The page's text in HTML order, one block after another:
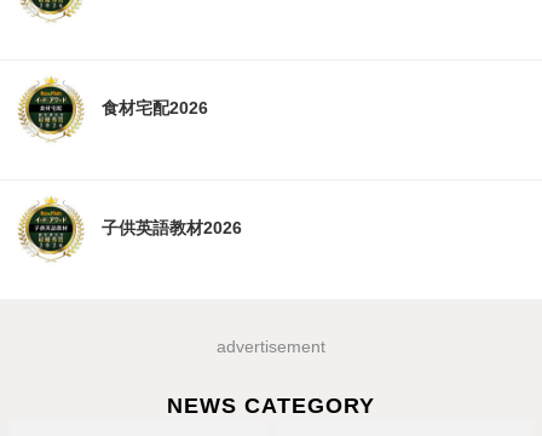
食材宅配2026
子供英語教材2026
advertisement
NEWS CATEGORY